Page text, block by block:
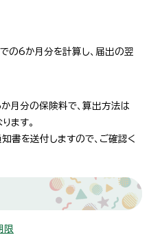
の6か月分を計算し、届出の翌
月分の保険料で、算出方法は
ます。
書を送付しますので、ご確認く
限